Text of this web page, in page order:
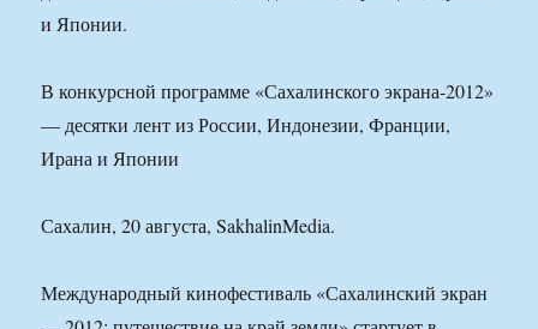
и Японии.
В конкурсной программе «Сахалинского экрана-2012»
— десятки лент из России, Индонезии, Франции,
Ирана и Японии
Сахалин, 20 августа, SakhalinMedia.
Международный кинофестиваль «Сахалинский экран